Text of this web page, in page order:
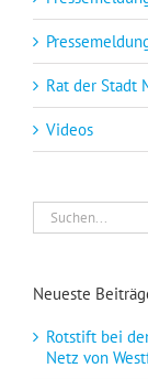
Rat der Stadt
Videos
Suche
nach:
Neueste
Rotstift bei
Netz von